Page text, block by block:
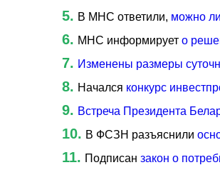
В МНС ответили, можно ли
МНС информирует о
Изменены размеры
Начался конкурс
Встреча Президента
В ФСЗН разъяснили
Подписан закон о